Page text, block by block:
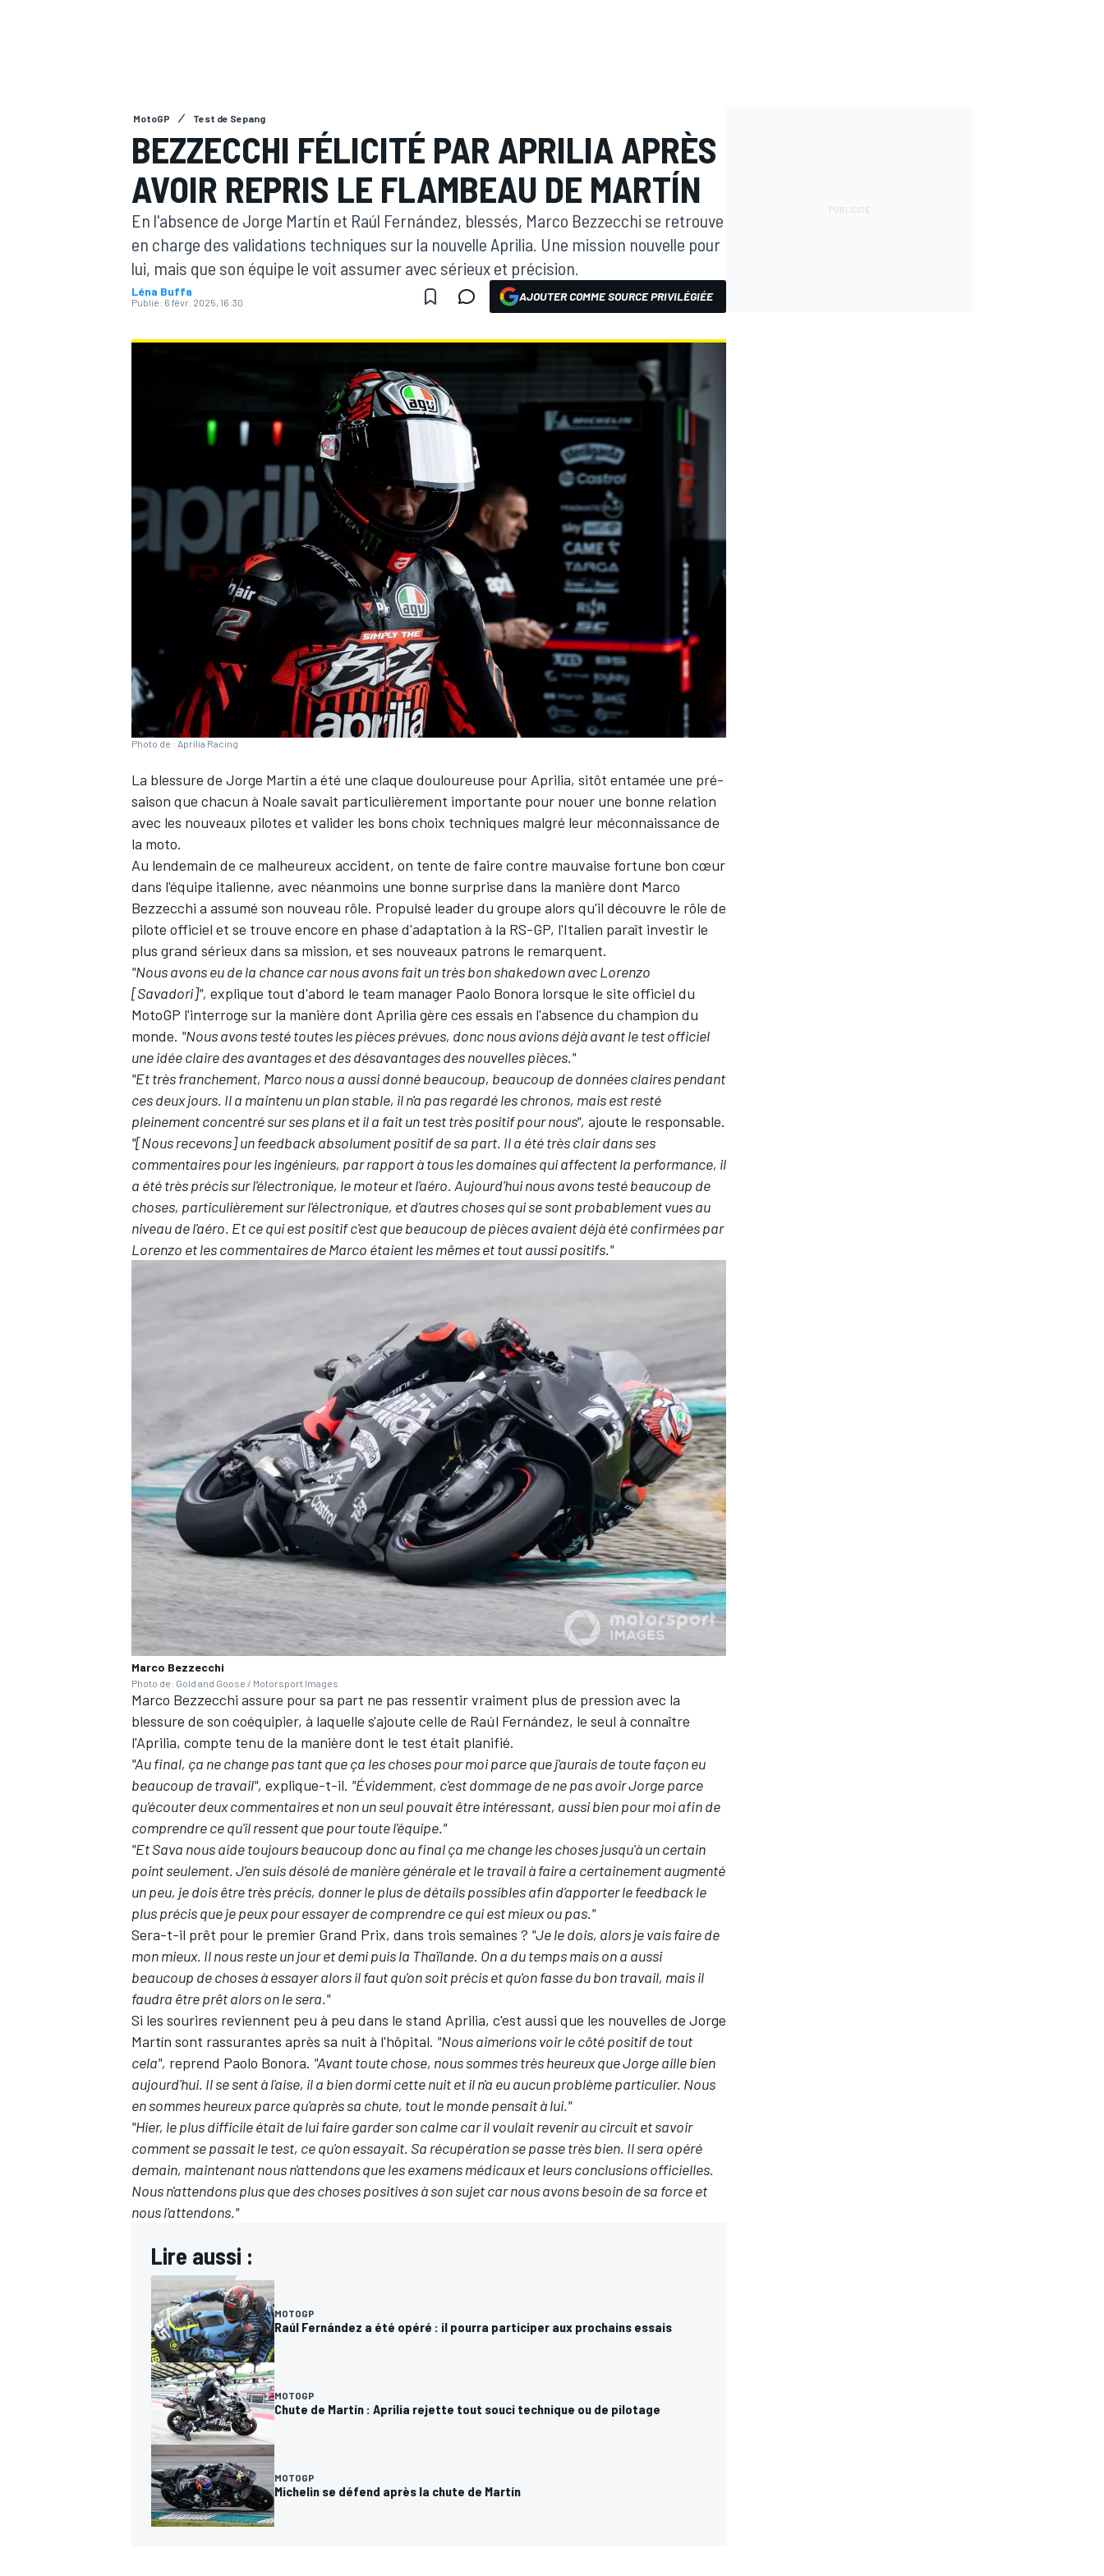
MOTOGP
WEC
AUTRES CHAMPIONNATS
MotoGP Test de Sepang
BEZZECCHI FÉLICITÉ PAR APRILIA APRÈS
AVOIR REPRIS LE FLAMBEAU DE MARTÍN
En l'absence de Jorge Martín et Raúl Fernández, blessés, Marco Bezzecchi se retrouve
en charge des validations techniques sur la nouvelle Aprilia. Une mission nouvelle pour
lui, mais que son équipe le voit assumer avec sérieux et précision.
Léna Buffa
Publié: 6 févr. 2025, 16:30 AJOUTER COMME SOURCE PRIVILÉGIÉE
Photo de : Aprilia Racing
La blessure de Jorge Martín a été une claque douloureuse pour Aprilia, sitôt entamée une pré-
saison que chacun à Noale savait particulièrement importante pour nouer une bonne relation
avec les nouveaux pilotes et valider les bons choix techniques malgré leur méconnaissance de
la moto.
Au lendemain de ce malheureux accident, on tente de faire contre mauvaise fortune bon cœur
dans l'équipe italienne, avec néanmoins une bonne surprise dans la manière dont Marco
Bezzecchi a assumé son nouveau rôle. Propulsé leader du groupe alors qu'il découvre le rôle de
pilote officiel et se trouve encore en phase d'adaptation à la RS-GP, l'Italien paraît investir le
plus grand sérieux dans sa mission, et ses nouveaux patrons le remarquent.
"Nous avons eu de la chance car nous avons fait un très bon shakedown avec Lorenzo
[Savadori]", explique tout d'abord le team manager Paolo Bonora lorsque le site officiel du
MotoGP l'interroge sur la manière dont Aprilia gère ces essais en l'absence du champion du
monde. "Nous avons testé toutes les pièces prévues, donc nous avions déjà avant le test officiel
une idée claire des avantages et des désavantages des nouvelles pièces."
"Et très franchement, Marco nous a aussi donné beaucoup, beaucoup de données claires pendant
ces deux jours. Il a maintenu un plan stable, il n'a pas regardé les chronos, mais est resté
pleinement concentré sur ses plans et il a fait un test très positif pour nous", ajoute le responsable.
"[Nous recevons] un feedback absolument positif de sa part. Il a été très clair dans ses
commentaires pour les ingénieurs, par rapport à tous les domaines qui affectent la performance, il
a été très précis sur l'électronique, le moteur et l'aéro. Aujourd'hui nous avons testé beaucoup de
choses, particulièrement sur l'électronique, et d'autres choses qui se sont probablement vues au
niveau de l'aéro. Et ce qui est positif c'est que beaucoup de pièces avaient déjà été confirmées par
Lorenzo et les commentaires de Marco étaient les mêmes et tout aussi positifs."
Marco Bezzecchi
Photo de: Gold and Goose / Motorsport Images
Marco Bezzecchi assure pour sa part ne pas ressentir vraiment plus de pression avec la
blessure de son coéquipier, à laquelle s'ajoute celle de Raúl Fernández, le seul à connaître
l'Aprilia, compte tenu de la manière dont le test était planifié.
"Au final, ça ne change pas tant que ça les choses pour moi parce que j'aurais de toute façon eu
beaucoup de travail", explique-t-il. "Évidemment, c'est dommage de ne pas avoir Jorge parce
qu'écouter deux commentaires et non un seul pouvait être intéressant, aussi bien pour moi afin de
comprendre ce qu'il ressent que pour toute l'équipe."
"Et Sava nous aide toujours beaucoup donc au final ça me change les choses jusqu'à un certain
point seulement. J'en suis désolé de manière générale et le travail à faire a certainement augmenté
un peu, je dois être très précis, donner le plus de détails possibles afin d'apporter le feedback le
plus précis que je peux pour essayer de comprendre ce qui est mieux ou pas."
Sera-t-il prêt pour le premier Grand Prix, dans trois semaines ? "Je le dois, alors je vais faire de
mon mieux. Il nous reste un jour et demi puis la Thaïlande. On a du temps mais on a aussi
beaucoup de choses à essayer alors il faut qu'on soit précis et qu'on fasse du bon travail, mais il
faudra être prêt alors on le sera."
Si les sourires reviennent peu à peu dans le stand Aprilia, c'est aussi que les nouvelles de Jorge
Martín sont rassurantes après sa nuit à l'hôpital. "Nous aimerions voir le côté positif de tout
cela", reprend Paolo Bonora. "Avant toute chose, nous sommes très heureux que Jorge aille bien
aujourd'hui. Il se sent à l'aise, il a bien dormi cette nuit et il n'a eu aucun problème particulier. Nous
en sommes heureux parce qu'après sa chute, tout le monde pensait à lui."
"Hier, le plus difficile était de lui faire garder son calme car il voulait revenir au circuit et savoir
comment se passait le test, ce qu'on essayait. Sa récupération se passe très bien. Il sera opéré
demain, maintenant nous n'attendons que les examens médicaux et leurs conclusions officielles.
Nous n'attendons plus que des choses positives à son sujet car nous avons besoin de sa force et
nous l'attendons."
Lire aussi :
MOTOGP
Raúl Fernández a été opéré : il pourra participer aux prochains essais
MOTOGP
Chute de Martín : Aprilia rejette tout souci technique ou de pilotage
MOTOGP
Michelin se défend après la chute de Martín